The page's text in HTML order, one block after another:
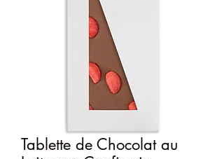
Tablette de Chocolat au